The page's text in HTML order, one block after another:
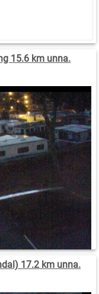
15.6 km unna.
17.2 km unna.